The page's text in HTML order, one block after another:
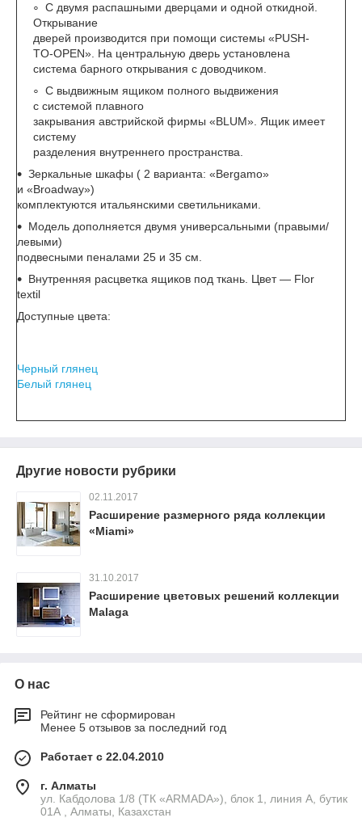
С двумя распашными дверцами и одной откидной.
Открывание
дверей производится при помощи системы «PUSH-
TO-OPEN». На центральную дверь установлена
система барного открывания с доводчиком.
С выдвижным ящиком полного выдвижения
с системой плавного
закрывания австрийской фирмы «BLUM». Ящик имеет
систему
разделения внутреннего пространства.
Зеркальные шкафы ( 2 варианта: «Bergamo»
и «Broadway»)
комплектуются итальянскими светильниками.
Модель дополняется двумя универсальными (правыми/
левыми)
подвесными пеналами 25 и 35 см.
Внутренняя расцветка ящиков под ткань. Цвет — Flor
textil
Доступные цвета:
Черный глянец
Белый глянец
Другие новости рубрики
02.11.2017
Расширение размерного ряда коллекции
«Miami»
31.10.2017
Расширение цветовых решений коллекции
Malaga
О нас
Рейтинг не сформирован
Менее 5 отзывов за последний год
Работает с 22.04.2010
г. Алматы
ул. Кабдолова 1/8 (ТК «ARMADA»), блок 1, линия А, бутик
01А , Алматы, Казахстан